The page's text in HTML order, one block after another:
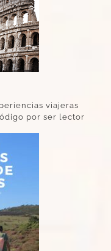
viajeras
por ser lector